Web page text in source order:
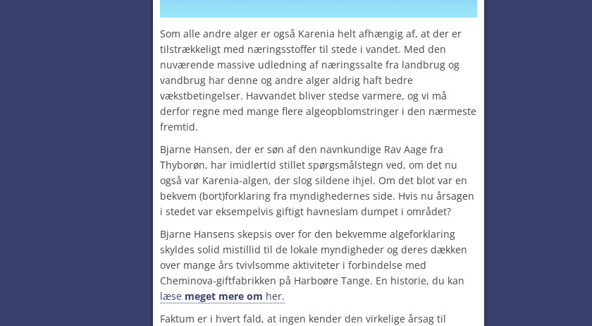
Som alle andre alger er også Karenia helt afhængig af, at der er
tilstrækkeligt med næringsstoffer til stede i vandet. Med den
nuværende massive udledning af næringssalte fra landbrug og
vandbrug har denne og andre alger aldrig haft bedre
vækstbetingelser. Havvandet bliver stedse varmere, og vi må
derfor regne med mange flere algeopblomstringer i den nærmeste
fremtid.
Bjarne Hansen, der er søn af den navnkundige Rav Aage fra
Thyborøn, har imidlertid stillet spørgsmålstegn ved, om det nu
også var Karenia-algen, der slog sildene ihjel. Om det blot var en
bekvem (bort)forklaring fra myndighedernes side. Hvis nu årsagen
i stedet var eksempelvis giftigt havneslam dumpet i området?
Bjarne Hansens skepsis over for den bekvemme algeforklaring
skyldes solid mistillid til de lokale myndigheder og deres dækken
over mange års tvivlsomme aktiviteter i forbindelse med
Cheminova-giftfabrikken på Harboøre Tange. En historie, du kan
læse meget mere om her.
Faktum er i hvert fald, at ingen kender den virkelige årsag til